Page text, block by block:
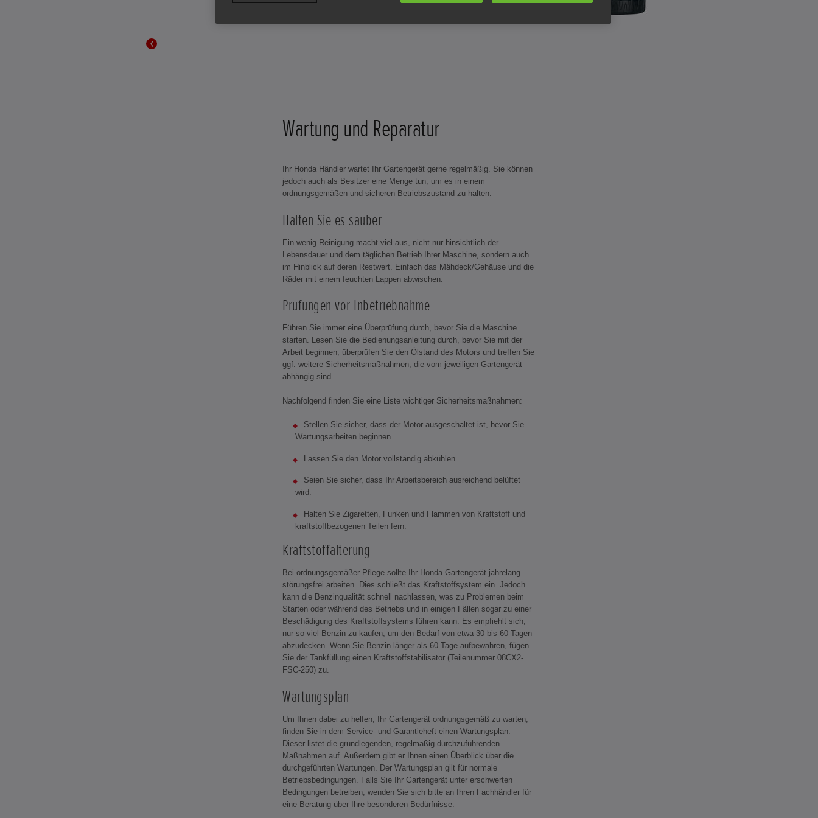
Wartung und Reparatur
Ihr Honda Händler wartet Ihr Gartengerät gerne regelmäßig. Sie können
jedoch auch als Besitzer eine Menge tun, um es in einem
ordnungsgemäßen und sicheren Betriebszustand zu halten.
Halten Sie es sauber
Ein wenig Reinigung macht viel aus, nicht nur hinsichtlich der
Lebensdauer und dem täglichen Betrieb Ihrer Maschine, sondern auch
im Hinblick auf deren Restwert. Einfach das Mähdeck/Gehäuse und die
Räder mit einem feuchten Lappen abwischen.
Prüfungen vor Inbetriebnahme
Führen Sie immer eine Überprüfung durch, bevor Sie die Maschine
starten. Lesen Sie die Bedienungsanleitung durch, bevor Sie mit der
Arbeit beginnen, überprüfen Sie den Ölstand des Motors und treffen Sie
ggf. weitere Sicherheitsmaßnahmen, die vom jeweiligen Gartengerät
abhängig sind.
Nachfolgend finden Sie eine Liste wichtiger Sicherheitsmaßnahmen:
Stellen Sie sicher, dass der Motor ausgeschaltet ist, bevor Sie
Wartungsarbeiten beginnen.
Lassen Sie den Motor vollständig abkühlen.
Seien Sie sicher, dass Ihr Arbeitsbereich ausreichend belüftet
wird.
Halten Sie Zigaretten, Funken und Flammen von Kraftstoff und
kraftstoffbezogenen Teilen fern.
Kraftstoffalterung
Bei ordnungsgemäßer Pflege sollte Ihr Honda Gartengerät jahrelang
störungsfrei arbeiten. Dies schließt das Kraftstoffsystem ein. Jedoch
kann die Benzinqualität schnell nachlassen, was zu Problemen beim
Starten oder während des Betriebs und in einigen Fällen sogar zu einer
Beschädigung des Kraftstoffsystems führen kann. Es empfiehlt sich,
nur so viel Benzin zu kaufen, um den Bedarf von etwa 30 bis 60 Tagen
abzudecken. Wenn Sie Benzin länger als 60 Tage aufbewahren, fügen
Sie der Tankfüllung einen Kraftstoffstabilisator (Teilenummer 08CX2-
FSC-250) zu.
Wartungsplan
Um Ihnen dabei zu helfen, Ihr Gartengerät ordnungsgemäß zu warten,
finden Sie in dem Service- und Garantieheft einen Wartungsplan.
Dieser listet die grundlegenden, regelmäßig durchzuführenden
Maßnahmen auf. Außerdem gibt er Ihnen einen Überblick über die
durchgeführten Wartungen. Der Wartungsplan gilt für normale
Betriebsbedingungen. Falls Sie Ihr Gartengerät unter erschwerten
Bedingungen betreiben, wenden Sie sich bitte an Ihren Fachhändler für
eine Beratung über Ihre besonderen Bedürfnisse.